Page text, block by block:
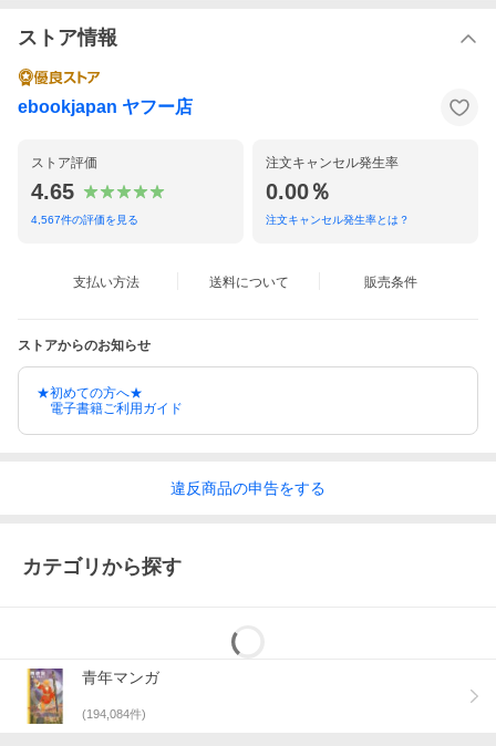
ストア情報
ebookjapan ヤフー店
ストア評価
4.65
4,567件の評価を見る
注文キャンセル発生率
0.00％
注文キャンセル発生率とは？
支払い方法 送料について 販売条件
ストアからのお知らせ
★初めての方へ★
電子書籍ご利用ガイド
違反商品の申告をする
カテゴリから探す
青年マンガ
(194,084件)